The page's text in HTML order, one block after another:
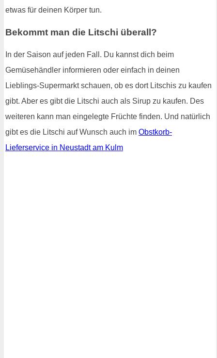
etwas für deinen Körper tun.
Bekommt man die Litschi überall?
In der Saison auf jeden Fall. Du kannst dich beim
Gemüsehändler informieren oder einfach in deinen
Lieblings-Supermarkt schauen, ob es dort Litschis zu kaufen
gibt. Aber es gibt die Litschi auch als Sirup zu kaufen. Des
weiteren kann man eingelegte Früchte finden. Und natürlich
gibt es die Litschi auf Wunsch auch im Obstkorb-
Lieferservice in Neustadt am Kulm